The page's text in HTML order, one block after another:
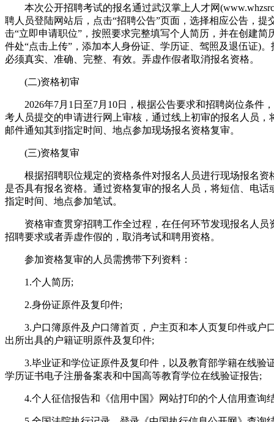
本次公开招聘考试的报名通过武汉掌上人才网
聘人员登陆网站后，点击“招聘公告”页面，选择相应公告，提
击“立即申请职位”，按照要求完整填写个人简历，并在创建简
件处“点击上传”，添加本人身份证、学历证、驾照及退伍证)
必须真实、准确、完整、有效。弄虚作假者取消报名资格。
(二)资格初审
2026年7月1日至7月10日，根据公告要求和招聘岗位条件
考人员提交的申请进行网上审核，通过线上初审的报名人员，
邮件通知其到指定时间、地点参加现场报名资格复审。
(三)资格复审
根据招聘职位规定的资格条件对报名人员进行现场报名资
是否具有报名资格。通过资格复审的报名人员，将短信、电话
指定时间、地点参加笔试。
资格审查贯穿招聘工作全过程，在任何环节发现报名人员
招聘要求或者弄虚作假的，取消考试和聘用资格。
参加资格复审的人员需携带下列资料：
1.个人简历;
2.身份证原件及复印件;
3.户口簿原件及户口簿首页，户主页和本人页复印件或户
出所出具的户籍证明原件及复印件;
3.毕业证和学位证原件及复印件，以及教育部学籍在线验
学历证书电子注册备案表和中国高等教育学位在线验证报告;
4.个人征信报告和《信用中国》网站打印的个人信用查询